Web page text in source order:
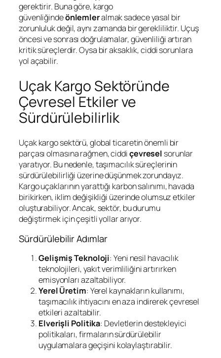
gerektirir. Buna göre, kargo
güvenliğindeönlemleralmak sadece yasal bir
zorunluluk değil, aynı zamanda bir gerekliliktir. Uçuş
öncesi ve sonrası doğrulamalar, güvenliliği artıran
kritik süreçlerdir. Oysa bir aksaklık, ciddi sorunlara
yol açabilir.
Uçak Kargo Sektöründe
Çevresel Etkiler ve
Sürdürülebilirlik
Uçak kargo sektörü, global ticaretin önemli bir
parçası olmasına rağmen, ciddiçevresel sorunlar
yaratıyor. Bu nedenle, taşımacılık süreçlerinin
sürdürülebilirliği üzerine düşünmek zorundayız.
Kargo uçaklarının yarattığı karbon salınımı, havada
birikirken, iklim değişikliği üzerinde olumsuz etkiler
oluşturabiliyor. Ancak, sektör, bu durumu
değiştirmek için çeşitli yollar arıyor.
Sürdürülebilir Adımlar
Gelişmiş Teknoloji: Yeni nesil havacılık
teknolojileri, yakıt verimliliğini artırırken
emisyonları azaltabiliyor.
Yerel Üretim: Yerel kaynakların kullanımı,
taşımacılık ihtiyacını en aza indirerek çevresel
etkileri azaltabilir.
Elverişli Politika: Devletlerin destekleyici
politikaları, firmaların sürdürülebilir
uygulamalara geçişini kolaylaştırabilir.